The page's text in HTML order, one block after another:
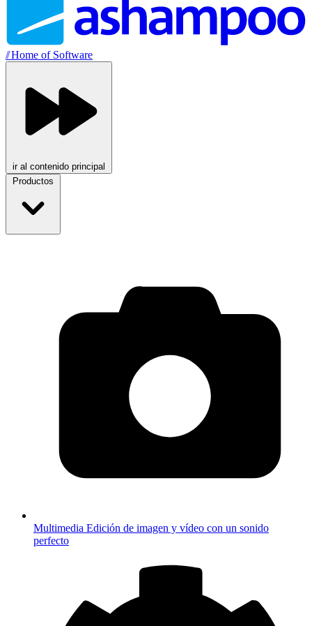
//Home of Software
ir al contenido principal
Productos
Multimedia Edición de imagen y vídeo con un sonido
perfecto